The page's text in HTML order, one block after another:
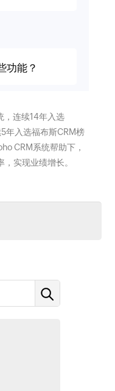
功能？
，连续14年入选
年入选福布斯CRM榜
CRM系统帮助下，
实现业绩增长。